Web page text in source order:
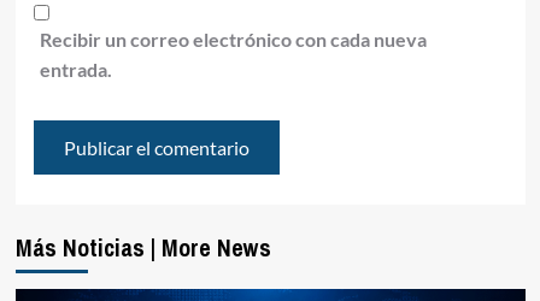
Recibir un correo electrónico con cada nueva
entrada.
Más Noticias | More News